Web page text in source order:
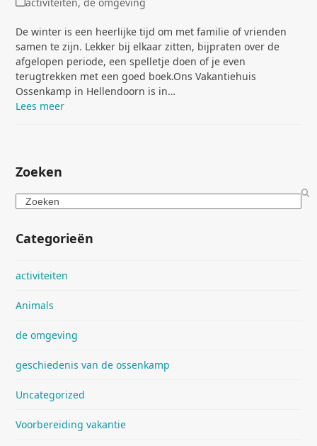
De winter is een heerlijke tijd om met familie of vrienden
samen te zijn. Lekker bij elkaar zitten, bijpraten over de
afgelopen periode, een spelletje doen of je even
terugtrekken met een goed boek.Ons Vakantiehuis
Ossenkamp in Hellendoorn is in…
Lees meer
Zoeken
Search
Categorieën
activiteiten
Animals
de omgeving
geschiedenis van de ossenkamp
Uncategorized
Voorbereiding vakantie